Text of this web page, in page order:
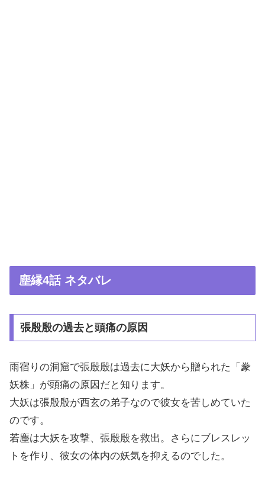
塵縁4話 ネタバレ
張殷殷の過去と頭痛の原因
雨宿りの洞窟で張殷殷は過去に大妖から贈られた「豢
妖株」が頭痛の原因だと知ります。
大妖は張殷殷が西玄の弟子なので彼女を苦しめていた
のです。
若塵は大妖を攻撃、張殷殷を救出。さらにブレスレッ
トを作り、彼女の体内の妖気を抑えるのでした。